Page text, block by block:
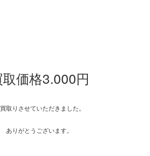
取価格3.000円
取りさせていただきました。
ありがとうございます。